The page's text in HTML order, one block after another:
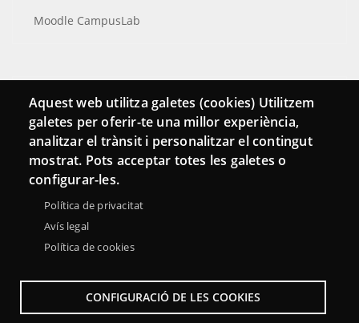
Moodle CampusLab
Conecta
Contacto
Hemeroteca
Aquest web utilitza galetes (cookies) Utilitzem
galetes per oferir-te una millor experiència,
analitzar el trànsit i personalitzar el contingut
mostrat. Pots acceptar totes les galetes o
configurar-les.
Política de privacitat
Avís legal
Política de cookies
CONFIGURACIÓ DE LES COOKIES